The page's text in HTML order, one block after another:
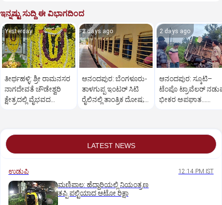
ಇನ್ನಷ್ಟು ಸುದ್ದಿ ಈ ವಿಭಾಗದಿಂದ
Yesterday
ತೀರ್ಥಹಳ್ಳಿ: ಶ್ರೀ ರಾಮನಸರ
ನಾಗದೇವತೆ ಚೌಡೇಶ್ವರಿ
ಕ್ಷೇತ್ರದಲ್ಲಿ ವೈಭವದ
2 days ago
ಆನಂದಪುರ: ಬೆಂಗಳೂರು-
ತಾಳಗುಪ್ಪ ಇಂಟರ್ ಸಿಟಿ
ರೈಲಿನಲ್ಲಿ ತಾಂತ್ರಿಕ ದೋಷ;
2 days ago
ಆನಂದಪುರ: ಸ್ಕೂಟಿ–
ಟೆಂಪೊ ಟ್ರಾವೆಲರ್
ಭೀಕರ ಅಪಘಾತ...
LATEST NEWS
ಉಡುಪಿ 12:14 PM IST
ಮಣಿಪಾಲ: ಹೆದ್ದಾರಿಯಲ್ಲಿ ನಿಯಂತ್ರಣ
ತಪ್ಪಿ ಪಲ್ಟಿಯಾದ ಆಟೋ ರಿಕ್ಷಾ